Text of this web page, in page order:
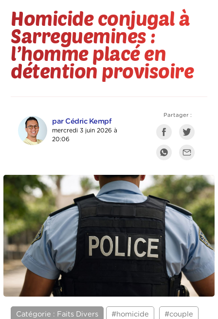
Homicide conjugal à
Sarreguemines :
l’homme placé en
détention provisoire
par Cédric Kempf
mercredi 3 juin 2026 à
20:06
Partager :
Catégorie : Faits Divers #homicide #couple